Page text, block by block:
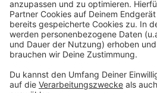
Schröder die schönsten
Anekdoten, intime Geständnisse
seine Lieblingspromis in die
kennen und lieben. Atze Schröder
persönlicher Wochenrückblick -
so lustig wie immer.